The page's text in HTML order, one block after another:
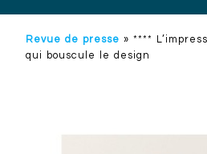
Revue de presse » ****
qui bouscule le design